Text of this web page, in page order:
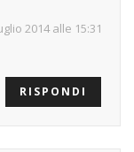
2014 alle 15:31
RISPONDI